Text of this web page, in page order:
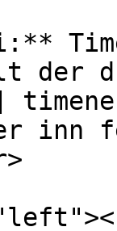
der